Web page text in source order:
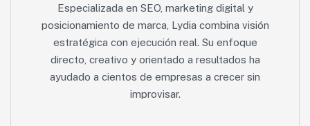
Especializada en SEO, marketing digital y
posicionamiento de marca, Lydia combina visión
estratégica con ejecución real. Su enfoque
directo, creativo y orientado a resultados ha
ayudado a cientos de empresas a crecer sin
improvisar.